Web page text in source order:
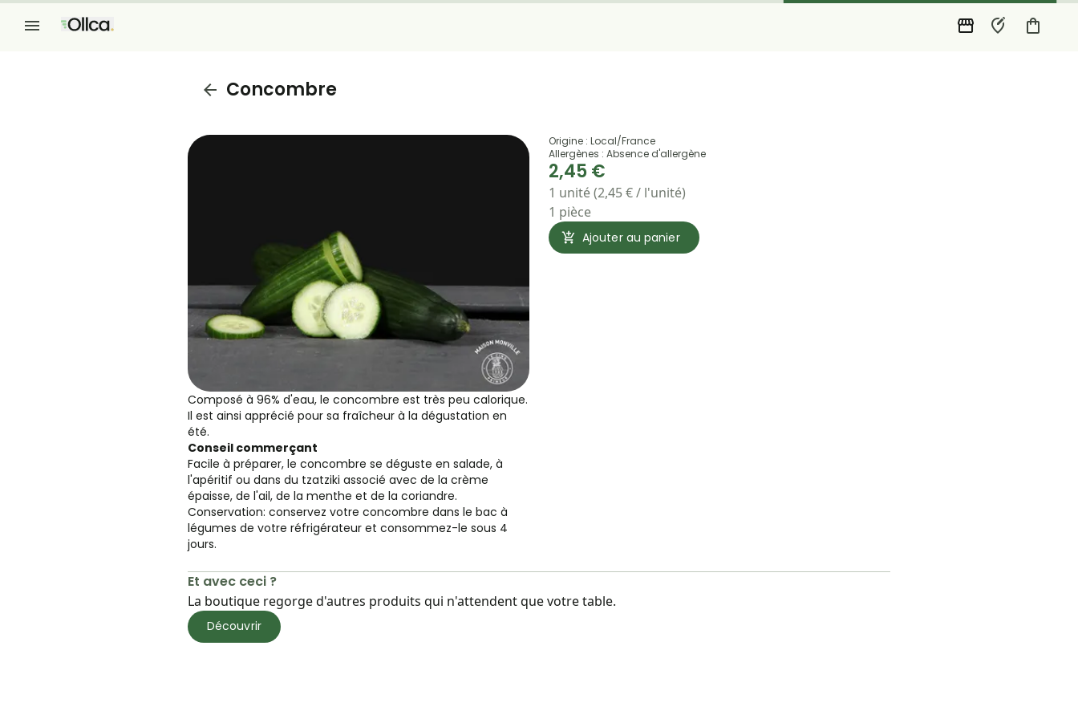
Concombre
Composé à 96% d'eau, le concombre est très peu calorique.
Il est ainsi apprécié pour sa fraîcheur à la dégustation en
été.
Conseil commerçant
Facile à préparer, le concombre se déguste en salade, à
l'apéritif ou dans du tzatziki associé avec de la crème
épaisse, de l'ail, de la menthe et de la coriandre.
Conservation: conservez votre concombre dans le bac à
légumes de votre réfrigérateur et consommez-le sous 4
jours.
Origine : Local/France
Allergènes : Absence d'allergène
2,45 €
1 unité (2,45 € / l'unité)
1 pièce
Ajouter au panier
Et avec ceci ?
La boutique regorge d'autres produits qui n'attendent que votre table.
Découvrir